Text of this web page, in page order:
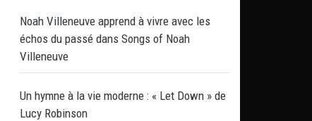
Noah Villeneuve apprend à vivre avec les
échos du passé dans Songs of Noah
Villeneuve
Un hymne à la vie moderne : « Let Down » de
Lucy Robinson